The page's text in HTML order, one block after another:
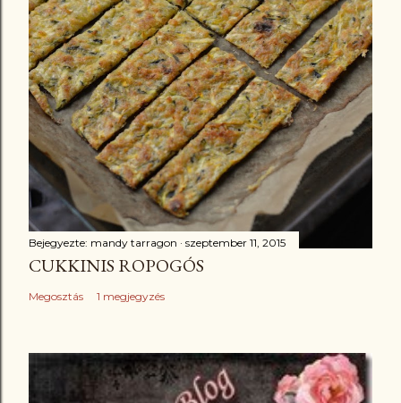
Bejegyezte: mandy tarragon szeptember 11, 2015
CUKKINIS ROPOGÓS
Megosztás 1 megjegyzés